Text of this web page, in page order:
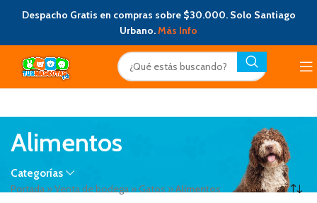
Despacho Gratis en compras sobre $30.000. Solo Santiago
Urbano.Más Info
Alimentos
Categorías
Portada »Venta de bodega » Gatos »Alimentos